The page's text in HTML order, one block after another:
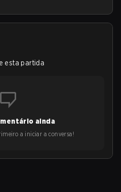
esta partida
ainda
a iniciar a conversa!